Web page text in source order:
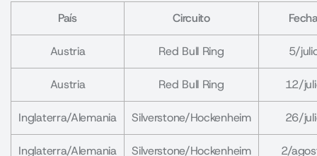
País Circuito
Austria Red Bull Ring 5/
Austria Red Bull Ring 12/
Inglaterra/Alemania Silverstone/Hockenheim 26/
Inglaterra/Alemania Silverstone/Hockenheim 2/